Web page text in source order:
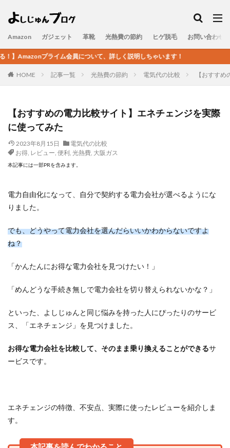
Amazon ガジェット 革靴 光熱費の節約 ヒゲ脱毛 お問い合わせ
員について、詳しく説明しちゃいます！
HOME 記事一覧 光熱費の節約 電気代の比較 【おすす
【おすすめの電力比較サイト】エネチェンジを実際
に使ってみた
2023年8月15日
電気代の比較
お得, レビュー, 便利, 光熱費, 大阪ガス
本記事には一部PRを含みます。
電力自由化になって、自分で契約する電力会社が選べるようにな
りました。
でも、どうやって電力会社を選んだらいいかわからないですよ
ね？
「かんたんにお得な電力会社を見つけたい！」
「めんどうな手続き無しで電力会社を切り替えられないかな？」
といった、よしじゅんと同じ悩みを持った人にぴったりのサービ
ス、「エネチェンジ」を見つけました。
お得な電力会社を比較して、そのまま乗り換えることができるサ
ービスです。
エネチェンジの特徴、不安点、実際に使ったレビューを紹介しま
す。